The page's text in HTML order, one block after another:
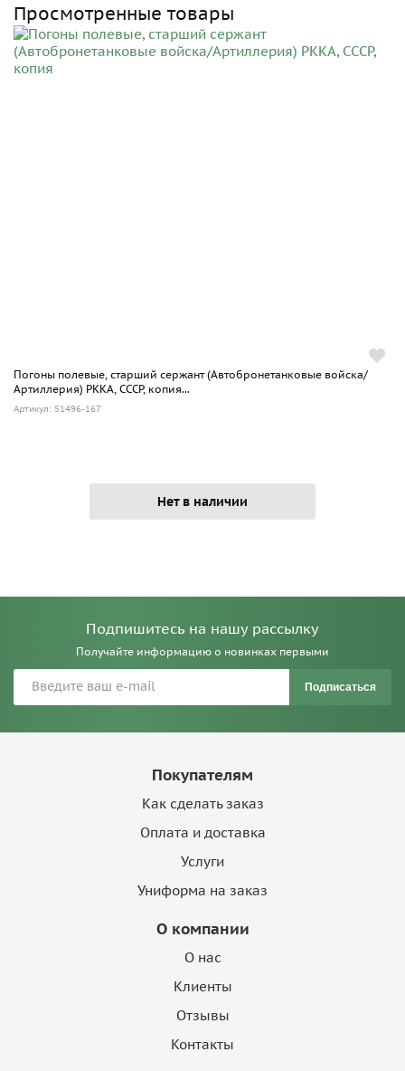
Просмотренные товары
Погоны полевые, старший сержант (Автобронетанковые войска/
Артиллерия) РККА, СССР, копия...
Артикул: 51496-167
Нет в наличии
Подпишитесь на нашу рассылку
Получайте информацию о новинках первыми
Подписаться
Покупателям
Как сделать заказ
Оплата и доставка
Услуги
Униформа на заказ
О компании
О нас
Клиенты
Отзывы
Контакты